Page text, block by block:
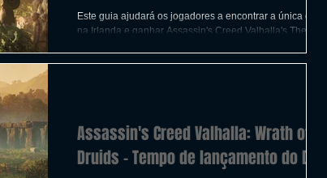
Este guia ajudará os jogadores a encontrar a única cobra
na Irlanda e ganhar Assassin's Creed Valhalla's The
Assassin's Creed Valhalla: Wrath of the
Druids - Tempo de lançamento do DLC